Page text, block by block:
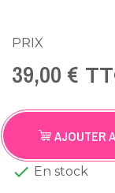
PRIX
39,00 €
AJOUTER
 En stock